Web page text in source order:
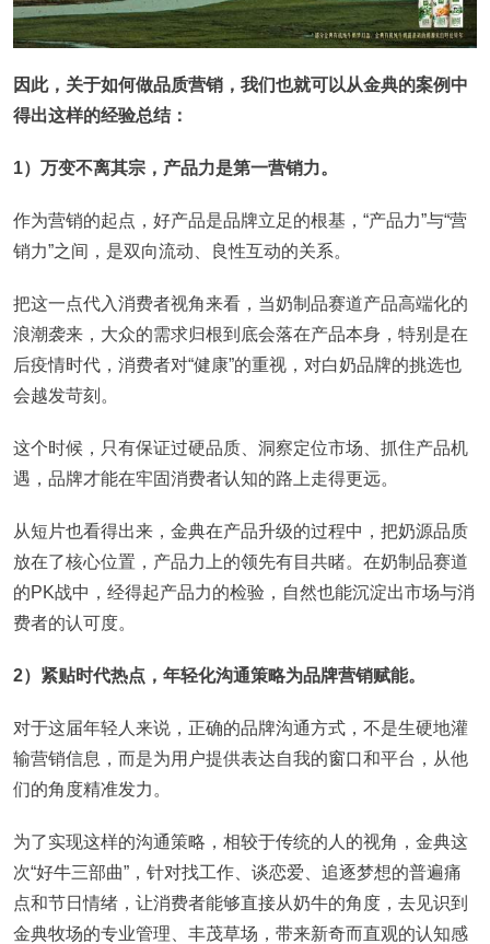
因此，关于如何做品质营销，我们也就可以从金典的案例中
得出这样的经验总结：
1）万变不离其宗，产品力是第一营销力。
作为营销的起点，好产品是品牌立足的根基，“产品力”与“营
销力”之间，是双向流动、良性互动的关系。
把这一点代入消费者视角来看，当奶制品赛道产品高端化的
浪潮袭来，大众的需求归根到底会落在产品本身，特别是在
后疫情时代，消费者对“健康”的重视，对白奶品牌的挑选也
会越发苛刻。
这个时候，只有保证过硬品质、洞察定位市场、抓住产品机
遇，品牌才能在牢固消费者认知的路上走得更远。
从短片也看得出来，金典在产品升级的过程中，把奶源品质
放在了核心位置，产品力上的领先有目共睹。在奶制品赛道
的PK战中，经得起产品力的检验，自然也能沉淀出市场与消
费者的认可度。
2）紧贴时代热点，年轻化沟通策略为品牌营销赋能。
对于这届年轻人来说，正确的品牌沟通方式，不是生硬地灌
输营销信息，而是为用户提供表达自我的窗口和平台，从他
们的角度精准发力。
为了实现这样的沟通策略，相较于传统的人的视角，金典这
次“好牛三部曲”，针对找工作、谈恋爱、追逐梦想的普遍痛
点和节日情绪，让消费者能够直接从奶牛的角度，去见识到
金典牧场的专业管理、丰茂草场，带来新奇而直观的认知感